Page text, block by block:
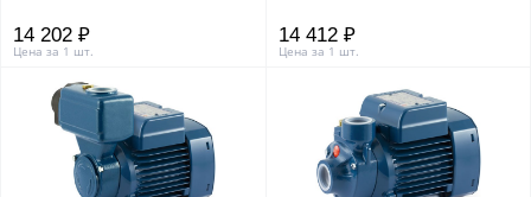
14 202 ₽
Цена за 1 шт.
14 412 ₽
Цена за 1 шт.